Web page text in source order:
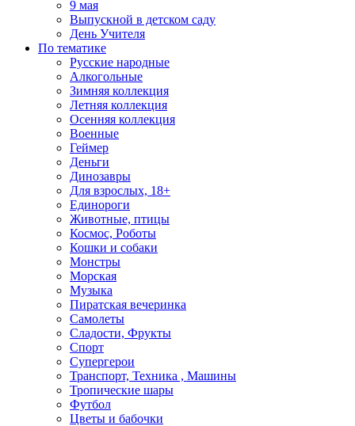
9 мая
Выпускной в детском саду
День Учителя
По тематике
Русские народные
Алкогольные
Зимняя коллекция
Летняя коллекция
Осенняя коллекция
Военные
Геймер
Деньги
Динозавры
Для взрослых, 18+
Единороги
Животные, птицы
Космос, Роботы
Кошки и собаки
Монстры
Морская
Музыка
Пиратская вечеринка
Самолеты
Сладости, Фрукты
Спорт
Супергерои
Транспорт, Техника , Машины
Тропические шары
Футбол
Цветы и бабочки